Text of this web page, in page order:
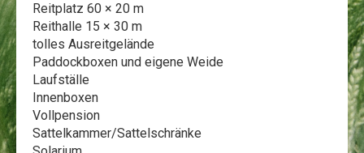
Reitplatz 60 × 20 m
Reithalle 15 × 30 m
tolles Ausreitgelände
Paddockboxen und eigene Weide
Laufställe
Innenboxen
Vollpension
Sattelkammer/Sattelschränke